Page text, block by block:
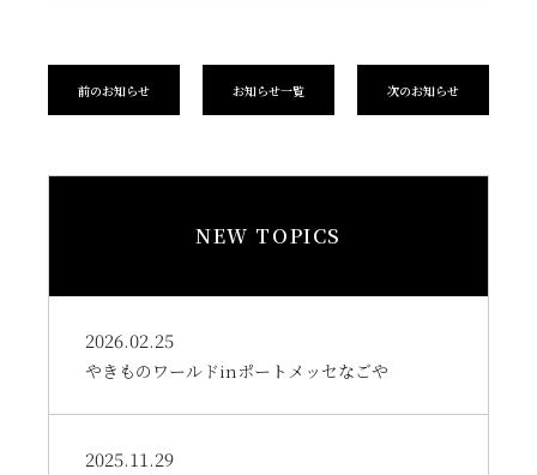
前のお知らせ お知らせ一覧 次のお知らせ
NEW TOPICS
2026.02.25
やきものワールドinポートメッセなごや
2025.11.29